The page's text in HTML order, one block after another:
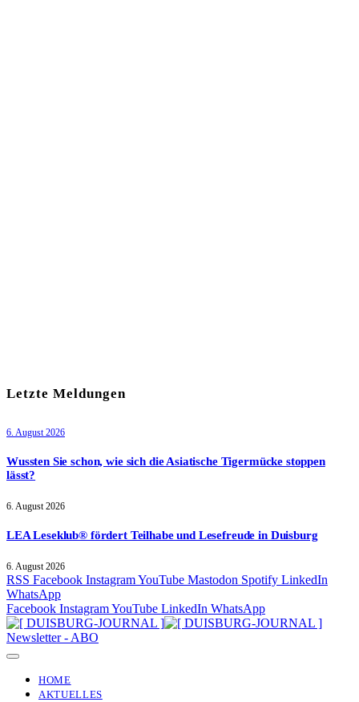
Letzte Meldungen
6. August 2026
Wussten Sie schon, wie sich die Asiatische Tigermücke stoppen
lässt?
6. August 2026
LEA Leseklub® fördert Teilhabe und Lesefreude in Duisburg
6. August 2026
RSS Facebook InstagramYouTube Mastodon Spotify LinkedIn
WhatsApp
Facebook InstagramYouTube LinkedIn WhatsApp
Newsletter - ABO
HOME
AKTUELLES